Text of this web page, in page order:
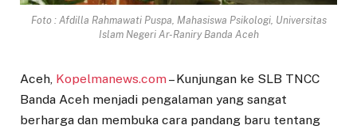
Foto : Afdilla Rahmawati Puspa, Mahasiswa Psikologi, Universitas
Islam Negeri Ar-Raniry Banda Aceh
Aceh, Kopelmanews.com– Kunjungan ke SLB TNCC
Banda Aceh menjadi pengalaman yang sangat
berharga dan membuka cara pandang baru tentang